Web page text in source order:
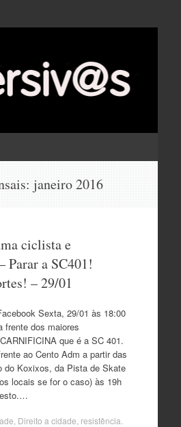
janeiro 2016
ciclista e
Parar a SC401!
– 29/01
Sexta, 29/01 às 18:00
frente dos maiores
que é a SC 401.
ao Cento Adm a partir das
do Koxixos, da Pista de Skate
locais se for o caso) às 19h
Direito a cidade resistência